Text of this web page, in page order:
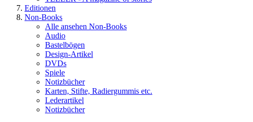
Editionen
Non-Books
Alle ansehen Non-Books
Audio
Bastelbögen
Design-Artikel
DVDs
Spiele
Notizbücher
Karten, Stifte, Radiergummis etc.
Lederartikel
Notizbücher